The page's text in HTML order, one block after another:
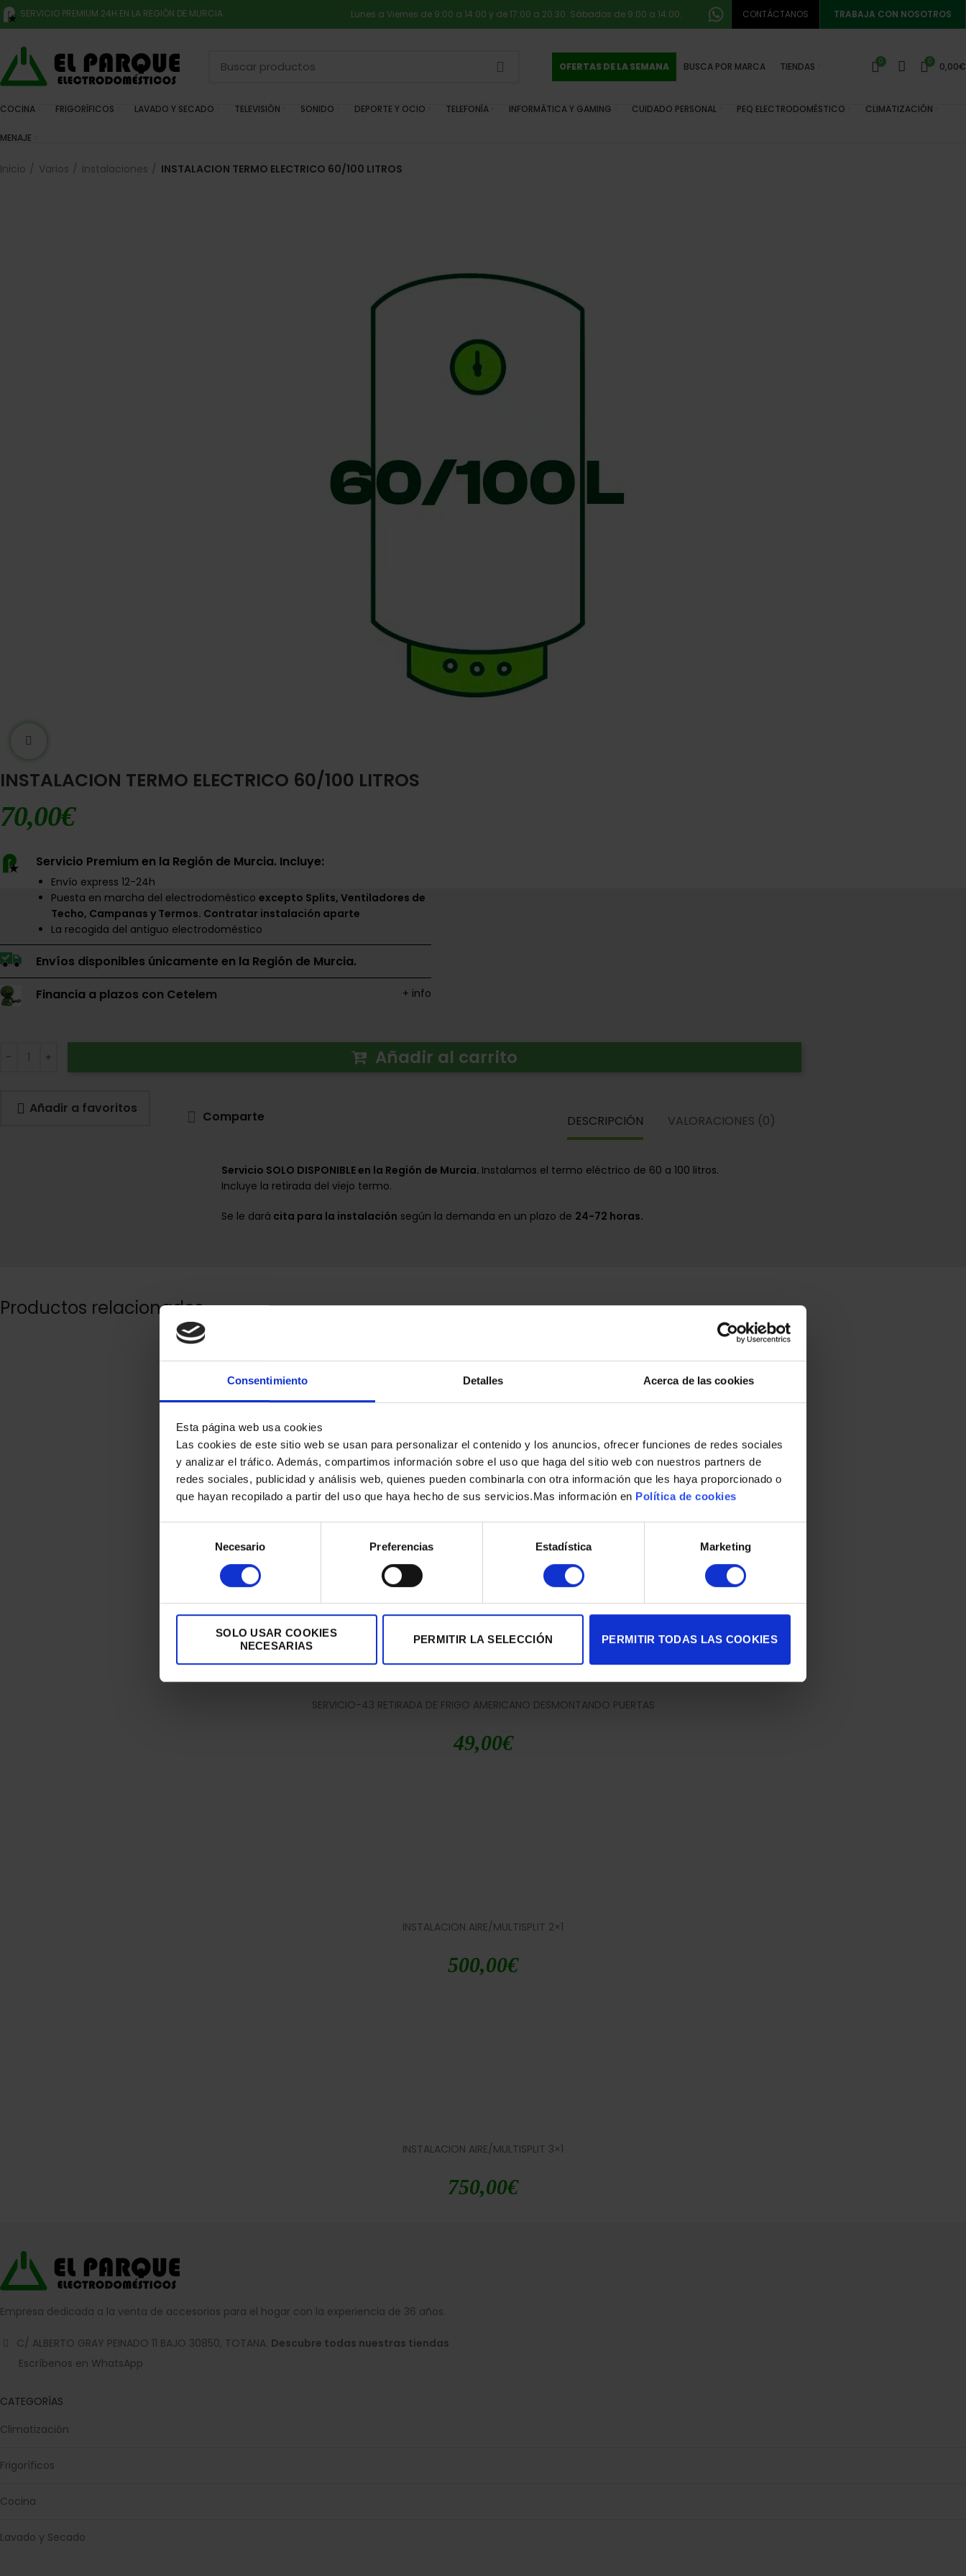
Consentimiento Detalles Acerca de las cookies
Esta página web usa cookies
Las cookies de este sitio web se usan para personalizar el contenido y los anuncios, ofrecer funciones de redes sociales
y analizar el tráfico. Además, compartimos información sobre el uso que haga del sitio web con nuestros partners de
redes sociales, publicidad y análisis web, quienes pueden combinarla con otra información que les haya proporcionado o
que hayan recopilado a partir del uso que haya hecho de sus servicios.Mas información en Política de cookies
consentimiento
Necesario Preferencias Estadística Marketing
SOLO USAR COOKIES
NECESARIAS
PERMITIR LA SELECCIÓN PERMITIR TODAS LAS COOKIES
SERVICIO PREMIUM 24H EN LA REGIÓN DE MURCIA Lunes a Viernes de 9:00 a 14:00 y de 17:00 a 20:30. Sábados de 9:00 a 14:00. CONTÁCTANOS TRABAJA CON NOSOTROS
OFERTAS DE LA SEMANA BUSCA POR MARCA TIENDAS 0 0 0,00€
COCINA FRIGORÍFICOS LAVADO Y SECADO TELEVISIÓN SONIDO DEPORTE Y OCIO TELEFONÍA INFORMÁTICA Y GAMING CUIDADO PERSONAL PEQ ELECTRODOMÉSTICO CLIMATIZACIÓN
MENAJE
Inicio Varios Instalaciones INSTALACION TERMO ELECTRICO 60/100 LITROS
INSTALACION TERMO ELECTRICO 60/100 LITROS
70,00€
Servicio Premium en la Región de Murcia. Incluye:
Envío express 12-24h
Puesta en marcha del electrodoméstico excepto Splits, Ventiladores de
Techo, Campanas y Termos. Contratar instalación aparte
La recogida del antiguo electrodoméstico
Envíos disponibles únicamente en la Región de Murcia.
Financia a plazos con Cetelem
+ info
Añadir al carrito
Añadir a favoritos
Comparte DESCRIPCIÓN VALORACIONES (0)
Servicio SOLO DISPONIBLE en la Región de Murcia. Instalamos el termo eléctrico de 60 a 100 litros.
Incluye la retirada del viejo termo.
Se le dará cita para la instalación según la demanda en un plazo de 24-72 horas.
Productos relacionados
SERVICIO-42 FRIGO AMERICANO DESMONTAR Y MONTAR PUETAS
99,00€
SERVICIO-43 RETIRADA DE FRIGO AMERICANO DESMONTANDO PUERTAS
49,00€
INSTALACION AIRE/MULTISPLIT 2×1
500,00€
INSTALACION AIRE/MULTISPLIT 3×1
750,00€
Empresa dedicada a la venta de accesorios para el hogar con la experiencia de 36 años.
C/ ALBERTO GRAY PEINADO 11 BAJO 30850, TOTANA. Descubre todas nuestras tiendas
Escríbenos en WhatsApp
CATEGORÍAS
Climatización
Frigoríficos
Cocina
Lavado y Secado